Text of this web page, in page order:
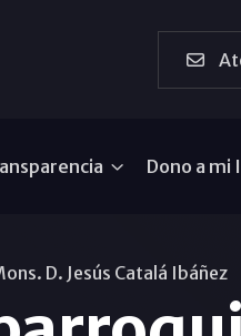
Dono a mi
D. Jesús Catalá Ibáñez